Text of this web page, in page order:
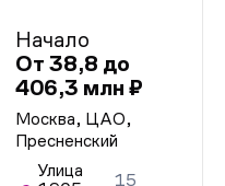
Начало
От 38,8 до
406,3 млн ₽
Москва, ЦАО,
Пресненский
Улица
15